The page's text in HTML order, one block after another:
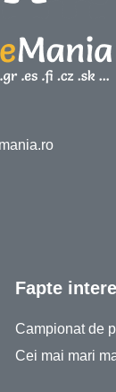
Fapte
Campionat de
Cei mai mari